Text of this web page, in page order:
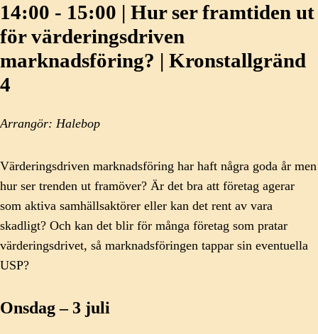
14:00 - 15:00 | Hur ser framtiden ut
för värderingsdriven
marknadsföring? | Kronstallgränd
4
Arrangör: Halebop
Värderingsdriven marknadsföring har haft några goda år men
hur ser trenden ut framöver? Är det bra att företag agerar
som aktiva samhällsaktörer eller kan det rent av vara
skadligt? Och kan det blir för många företag som pratar
värderingsdrivet, så marknadsföringen tappar sin eventuella
USP?
Onsdag – 3 juli